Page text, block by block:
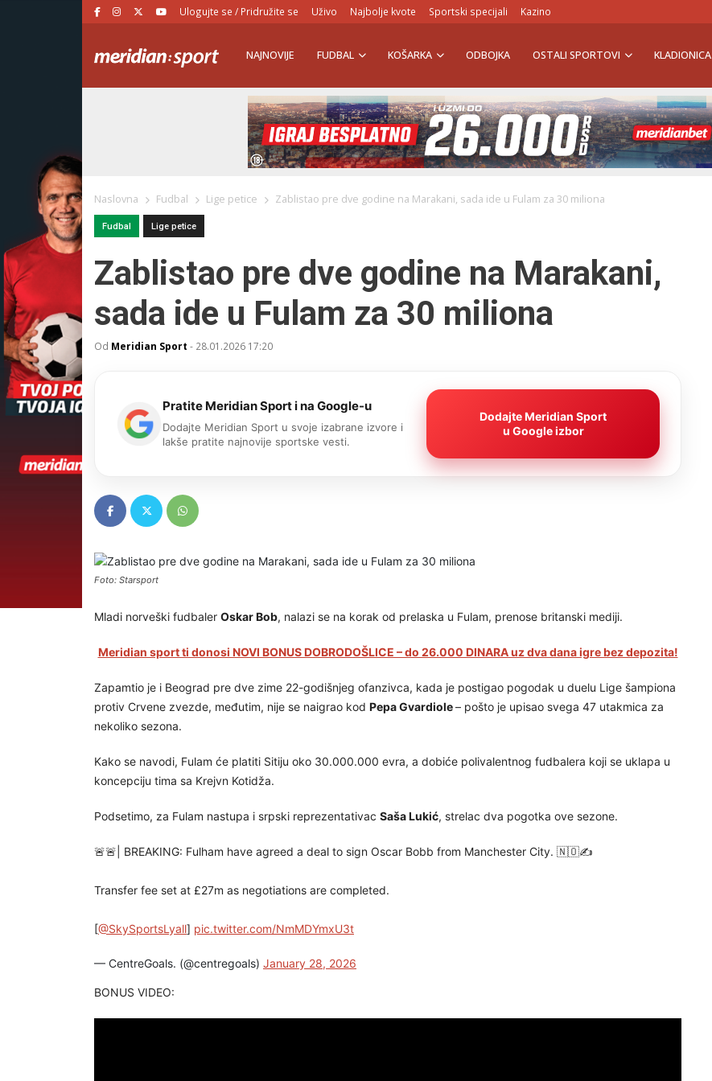
Ulogujte se / Pridružite se Uživo Najbolje kvote Sportski specijali Kazino
NAJNOVIJE FUDBAL KOŠARKA ODBOJKA OSTALI SPORTOVI KLADIONICA
Naslovna Fudbal Lige petice Zablistao pre dve godine na Marakani, sada ide u Fulam za 30 miliona
Fudbal Lige petice
Zablistao pre dve godine na Marakani,
sada ide u Fulam za 30 miliona
Od Meridian Sport - 28.01.2026 17:20
Pratite Meridian Sport i na Google-u
Dodajte Meridian Sport u svoje izabrane izvore i
lakše pratite najnovije sportske vesti.
Dodajte Meridian Sport
u Google izbor
Foto: Starsport
Mladi norveški fudbaler Oskar Bob, nalazi se na korak od prelaska u Fulam, prenose britanski mediji.
Meridian sport ti donosi NOVI BONUS DOBRODOŠLICE – do 26.000 DINARA uz dva dana igre bez depozita!
Zapamtio je i Beograd pre dve zime 22-godišnjeg ofanzivca, kada je postigao pogodak u duelu Lige šampiona
protiv Crvene zvezde, međutim, nije se naigrao kod Pepa Gvardiole– pošto je upisao svega 47 utakmica za
nekoliko sezona.
Kako se navodi, Fulam će platiti Sitiju oko 30.000.000 evra, a dobiće polivalentnog fudbalera koji se uklapa u
koncepciju tima sa Krejvn Kotidža.
Podsetimo, za Fulam nastupa i srpski reprezentativac Saša Lukić, strelac dva pogotka ove sezone.
🚨🚨| BREAKING: Fulham have agreed a deal to sign Oscar Bobb from Manchester City. 🇳🇴✍️
Transfer fee set at £27m as negotiations are completed.
[@SkySportsLyall] pic.twitter.com/NmMDYmxU3t
— CentreGoals. (@centregoals) January 28, 2026
BONUS VIDEO: